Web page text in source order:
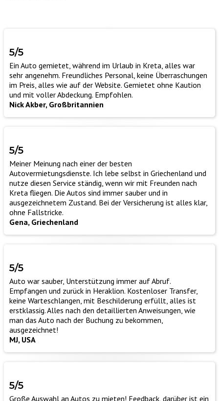
5/5
Ein Auto gemietet, während im Urlaub in Kreta, alles war
sehr angenehm. Freundliches Personal, keine Überraschungen
im Preis, alles wie auf der Website. Gemietet ohne Kaution
und mit voller Abdeckung. Empfohlen.
Nick Akber, Großbritannien
5/5
Meiner Meinung nach einer der besten
Autovermietungsdienste. Ich lebe selbst in Griechenland und
nutze diesen Service ständig, wenn wir mit Freunden nach
Kreta fliegen. Die Autos sind immer sauber und in
ausgezeichnetem Zustand. Bei der Versicherung ist alles klar,
ohne Fallstricke.
Gena, Griechenland
5/5
Auto war sauber, Unterstützung immer auf Abruf.
Empfangen und zurück in Heraklion. Kostenloser Transfer,
keine Warteschlangen, mit Beschilderung erfüllt, alles ist
erstklassig. Alles nach den detaillierten Anweisungen, wie
man das Auto nach der Buchung zu bekommen,
ausgezeichnet!
MJ, USA
5/5
Große Auswahl an Autos zu mieten! Feedback, darüber ist ein